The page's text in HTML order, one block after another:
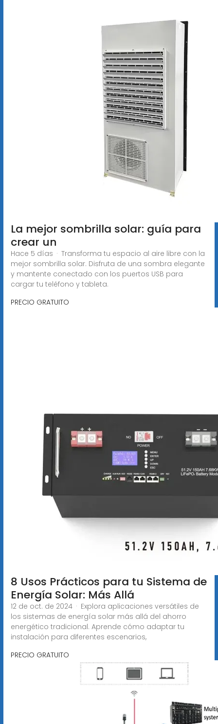
La mejor sombrilla solar: guía para
crear un
Hace 5 días · Transforma tu espacio al aire libre con la
mejor sombrilla solar. Disfruta de una sombra elegante
y mantente conectado con los puertos USB para
cargar tu teléfono y tableta.
PRECIO GRATUITO
8 Usos Prácticos para tu Sistema de
Energía Solar: Más Allá
12 de oct. de 2024 · Explora aplicaciones versátiles de
los sistemas de energía solar más allá del ahorro
energético tradicional. Aprende cómo adaptar tu
instalación para diferentes escenarios,
PRECIO GRATUITO